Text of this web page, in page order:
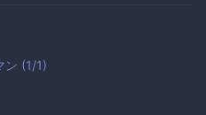
ン (1/1)